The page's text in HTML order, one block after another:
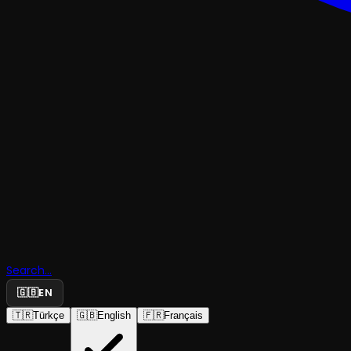
Search...
🇬🇧EN
🇹🇷Türkçe 🇬🇧English 🇫🇷Français
Ocak'ta